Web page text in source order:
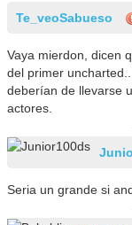
Te_veoSabueso
Vaya mierdon, dicen
del primer
deberían de llevarse
actores.
Seria un grande si